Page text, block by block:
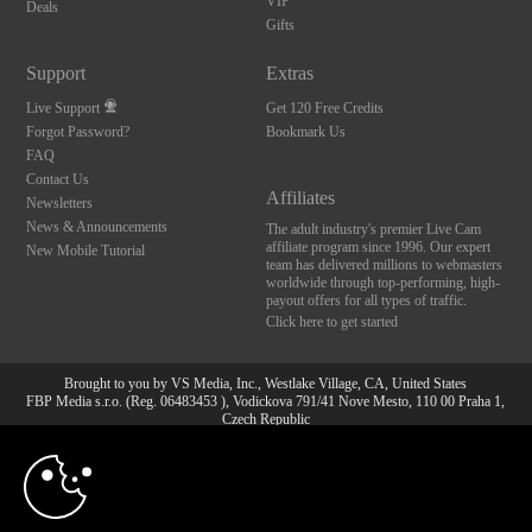
Deals
Gifts
Support
Live Support
Forgot Password?
FAQ
Contact Us
Newsletters
News & Announcements
New Mobile Tutorial
Extras
Get 120 Free Credits
Bookmark Us
Affiliates
The adult industry's premier Live Cam
affiliate program since 1996. Our expert
team has delivered millions to webmasters
worldwide through top-performing, high-
payout offers for all types of traffic.
Click here to get started
Brought to you by VS Media, Inc., Westlake Village, CA, United States
FBP Media s.r.o. (Reg. 06483453 ), Vodickova 791/41 Nove Mesto, 110 00 Praha 1,
Czech Republic
All persons depicted herein were at least 18 years of age at the time of photography:
18 U.S.C. 2257 Aufbewahrungsvorschriften Compliance-
10:00